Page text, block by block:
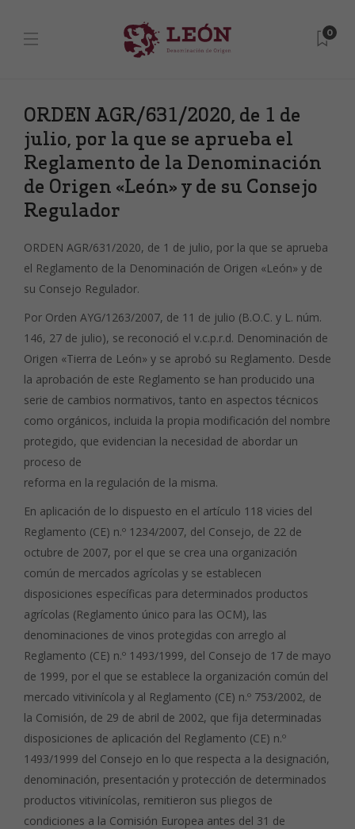
0
ORDEN AGR/631/2020, de 1 de
julio, por la que se aprueba el
Reglamento de la Denominación
de Origen «León» y de su Consejo
Regulador
ORDEN AGR/631/2020, de 1 de julio, por la que se aprueba
el Reglamento de la Denominación de Origen «León» y de
su Consejo Regulador.
Por Orden AYG/1263/2007, de 11 de julio (B.O.C. y L. núm.
146, 27 de julio), se reconoció el v.c.p.r.d. Denominación de
Origen «Tierra de León» y se aprobó su Reglamento. Desde
la aprobación de este Reglamento se han producido una
serie de cambios normativos, tanto en aspectos técnicos
como orgánicos, incluida la propia modificación del nombre
protegido, que evidencian la necesidad de abordar un
proceso de
reforma en la regulación de la misma.
En aplicación de lo dispuesto en el artículo 118 vicies del
Reglamento (CE) n.º 1234/2007, del Consejo, de 22 de
octubre de 2007, por el que se crea una organización
común de mercados agrícolas y se establecen
disposiciones específicas para determinados productos
agrícolas (Reglamento único para las OCM), las
denominaciones de vinos protegidas con arreglo al
Reglamento (CE) n.º 1493/1999, del Consejo de 17 de mayo
de 1999, por el que se establece la organización común del
mercado vitivinícola y al Reglamento (CE) n.º 753/2002, de
la Comisión, de 29 de abril de 2002, que fija determinadas
disposiciones de aplicación del Reglamento (CE) n.º
1493/1999 del Consejo en lo que respecta a la designación,
denominación, presentación y protección de determinados
productos vitivinícolas, remitieron sus pliegos de
condiciones a la Comisión Europea antes del 31 de